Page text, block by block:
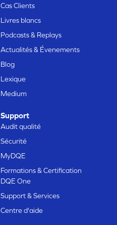
Cas Clients
Livres blancs
Podcasts & Replays
Actualités & Évenements
Blog
Lexique
Medium
Support
Audit qualité
Sécurité
MyDQE
Formations & Certification
DQE One
Support & Services
Centre d'aide